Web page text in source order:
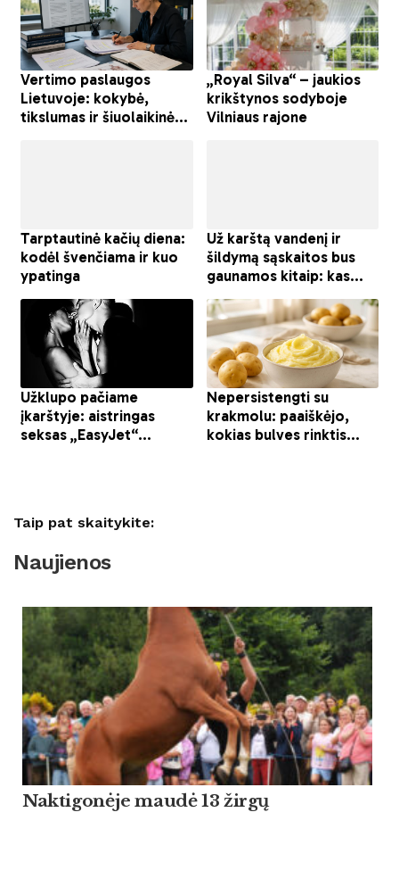
Taip pat skaitykite:
Naujienos
Naktigonėje maudė 13 žirgų